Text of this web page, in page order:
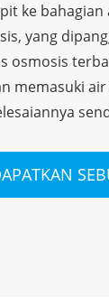
ke
yang
osmosis
memasuki